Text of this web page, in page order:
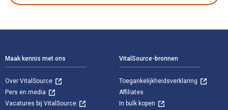
Maak kennis met ons
Over VitalSource
Pers en media
Vacatures bij VitalSource
VitalSource-bronnen
Toegankelijkheidsverklaring
Affiliates
In bulk kopen